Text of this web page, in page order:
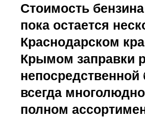
Стоимость
пока остается
Краснодарском
Крымом заправки
непосредственной
всегда
полном